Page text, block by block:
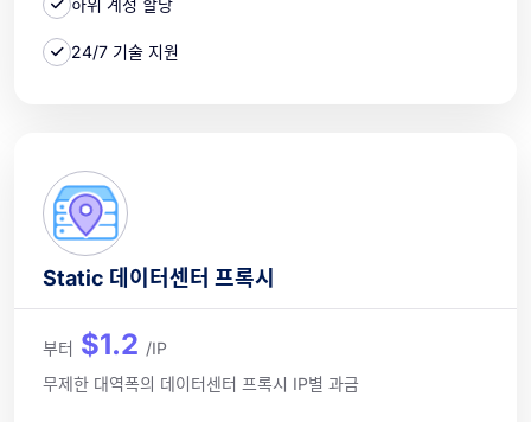
하위 계정 할당
24/7 기술 지원
Static 데이터센터 프록시
부터 $1.2 /IP
무제한 대역폭의 데이터센터 프록시 IP별 과금